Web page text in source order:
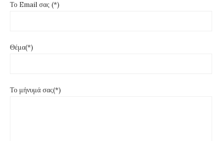
Το Email σας (*)
Θέμα(*)
Το μήνυμά σας(*)